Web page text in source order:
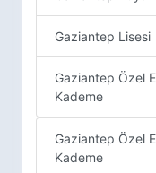
Gaziantep Lisesi
Gaziantep Özel
Kademe
Gaziantep Özel
Kademe